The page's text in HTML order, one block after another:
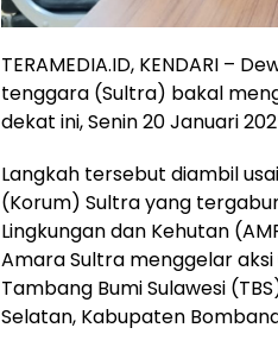
TERAMEDIA.ID, KENDARI –
tenggara (Sultra) bakal
dekat ini, Senin 20 Januari
Langkah tersebut diambil
(Korum) Sultra yang
Lingkungan dan Kehutan
Amara Sultra menggelar
Tambang Bumi Sulawesi
Selatan, Kabupaten